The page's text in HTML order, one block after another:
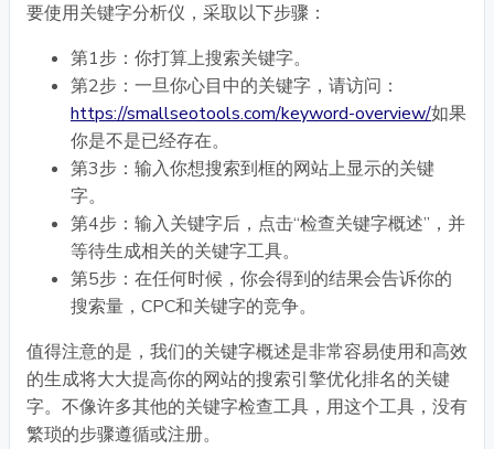
要使用关键字分析仪，采取以下步骤：
第1步：你打算上搜索关键字。
第2步：一旦你心目中的关键字，请访问：
https://smallseotools.com/keyword-overview/如果
你是不是已经存在。
第3步：输入你想搜索到框的网站上显示的关键
字。
第4步：输入关键字后，点击“检查关键字概述”，并
等待生成相关的关键字工具。
第5步：在任何时候，你会得到的结果会告诉你的
搜索量，CPC和关键字的竞争。
值得注意的是，我们的关键字概述是非常容易使用和高效
的生成将大大提高你的网站的搜索引擎优化排名的关键
字。不像许多其他的关键字检查工具，用这个工具，没有
繁琐的步骤遵循或注册。